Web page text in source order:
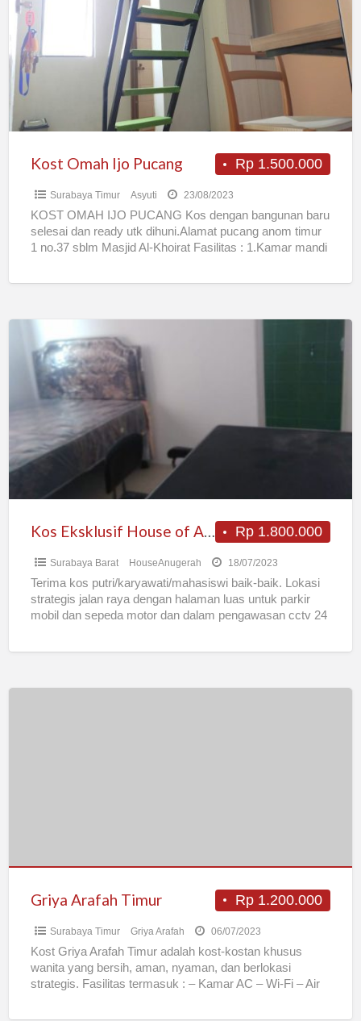
Ijo
Pucang
Rp 1.500.000
Kost Omah Ijo Pucang
Surabaya Timur Asyuti 23/08/2023
KOST OMAH IJO PUCANG Kos dengan bangunan baru
selesai dan ready utk dihuni.Alamat pucang anom timur
1 no.37 sblm Masjid Al-Khoirat Fasilitas : 1.Kamar mandi
Eksklusif
House
Anugerah
Rp 1.800.000
Kos Eksklusif House of Anugerah
Surabaya Barat HouseAnugerah 18/07/2023
Terima kos putri/karyawati/mahasiswi baik-baik. Lokasi
strategis jalan raya dengan halaman luas untuk parkir
mobil dan sepeda motor dan dalam pengawasan cctv 24
Rp 1.200.000
Griya Arafah Timur
Surabaya Timur Griya Arafah 06/07/2023
Kost Griya Arafah Timur adalah kost-kostan khusus
wanita yang bersih, aman, nyaman, dan berlokasi
strategis. Fasilitas termasuk : – Kamar AC – Wi-Fi – Air